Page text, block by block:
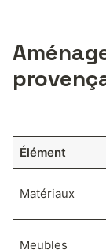
Élément
Matériaux
Meubles